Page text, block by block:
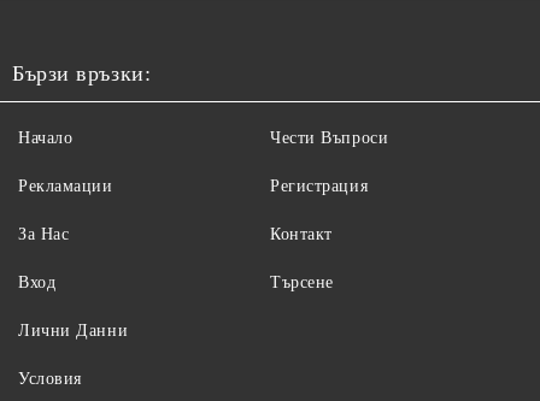
Бързи връзки:
Начало
Рекламации
За Нас
Вход
Чести Въпроси
Регистрация
Контакт
Търсене
Лични Данни
Условия